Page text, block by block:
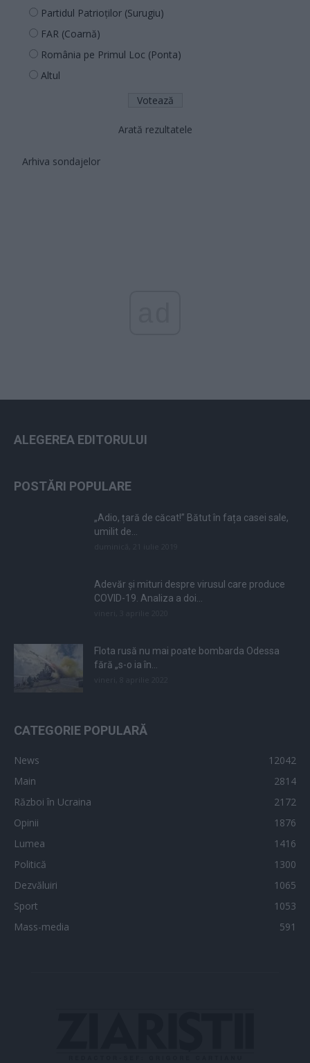
Partidul Patrioților (Surugiu)
FAR (Coarnă)
România pe Primul Loc (Ponta)
Altul
Arată rezultatele
Arhiva sondajelor
ALEGEREA EDITORULUI
POSTĂRI POPULARE
„Adio, țară de căcat!” Bătut în fața casei sale,
umilit de...
Adevăr și mituri despre virusul care produce
COVID-19. Analiza a doi...
Flota rusă nu mai poate bombarda Odessa
fără „s-o ia în...
CATEGORIE POPULARĂ
News
12042
Main
2814
Război în Ucraina
2172
Opinii
1876
Lumea
1416
Politică
1300
Dezvăluiri
1065
Sport
1053
Mass-media
591